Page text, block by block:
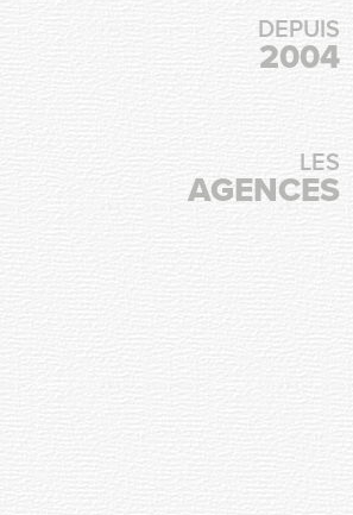
DEPUIS
2004
LES
AGENCES